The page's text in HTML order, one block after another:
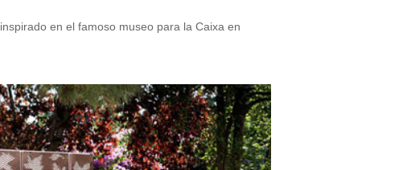
.inspirado en el famoso museo para la Caixa en